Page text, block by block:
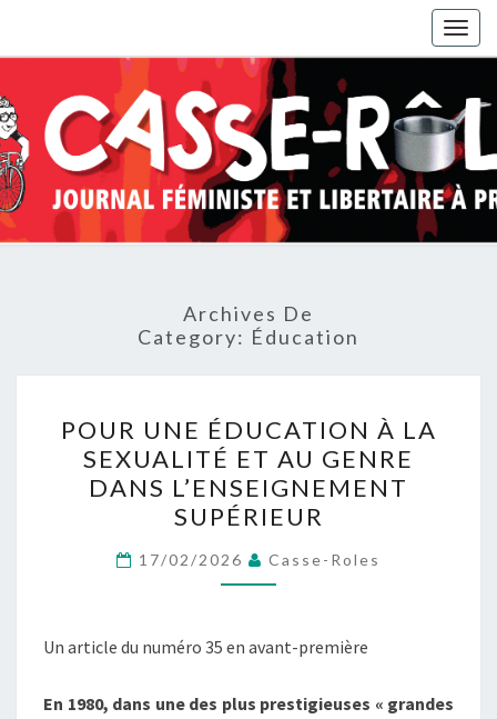
Archives De
Category: Éducation
UNE
ÉDUCATION
À
LA
SEXUALITÉ
ET
GENRE
L’ENSEIGNEMENT
POUR UNE ÉDUCATION À LA
SEXUALITÉ ET AU GENRE
DANS L’ENSEIGNEMENT
SUPÉRIEUR
17/02/2026 Casse-Roles
Un article du numéro 35 en avant-première
En 1980, dans une des plus prestigieuses « grandes